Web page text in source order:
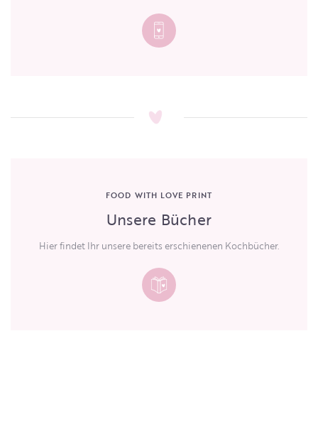
FOOD WITH LOVE PRINT
Unsere Bücher
Hier findet Ihr unsere bereits erschienenen Kochbücher.